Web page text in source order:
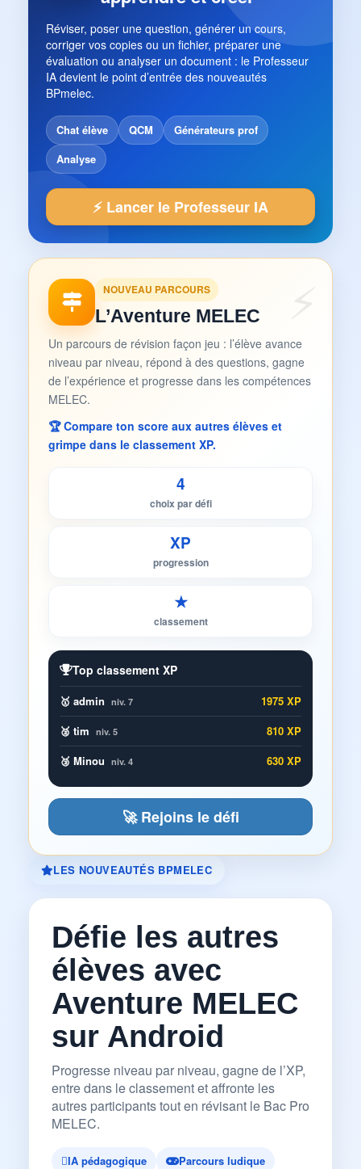
Réviser, poser une question, générer un cours,
corriger vos copies ou un fichier, préparer une
évaluation ou analyser un document : le Professeur
IA devient le point d’entrée des nouveautés
BPmelec.
Chat élève QCM
Générateurs prof
Analyse
⚡ Lancer le Professeur IA
NOUVEAU PARCOURS
L’Aventure MELEC
Un parcours de révision façon jeu : l’élève avance
niveau par niveau, répond à des questions, gagne
de l’expérience et progresse dans les compétences
MELEC.
🏆 Compare ton score aux autres élèves et
grimpe dans le classement XP.
4
choix par défi
XP
progression
★
classement
Top classement XP
🥇 admin niv. 7
1975 XP
🥈 tim niv. 5
810 XP
🥉 Minou niv. 4 630 XP
🚀 Rejoins le défi
LES NOUVEAUTÉS BPMELEC
Défie les autres
élèves avec
Aventure MELEC
sur Android
Progresse niveau par niveau, gagne de l’XP,
entre dans le classement et affronte les
autres participants tout en révisant le Bac Pro
MELEC.
IA pédagogique
Parcours ludique